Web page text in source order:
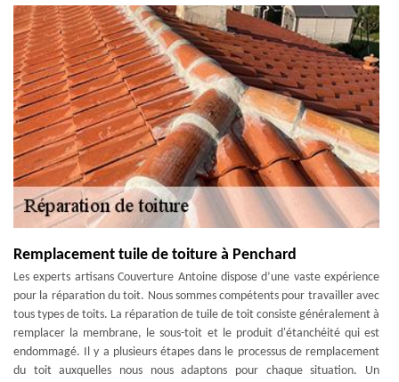
Remplacement tuile de toiture à Penchard
Les experts artisans Couverture Antoine dispose d’une vaste expérience
pour la réparation du toit. Nous sommes compétents pour travailler avec
tous types de toits. La réparation de tuile de toit consiste généralement à
remplacer la membrane, le sous-toit et le produit d'étanchéité qui est
endommagé. Il y a plusieurs étapes dans le processus de remplacement
du toit auxquelles nous nous adaptons pour chaque situation. Un